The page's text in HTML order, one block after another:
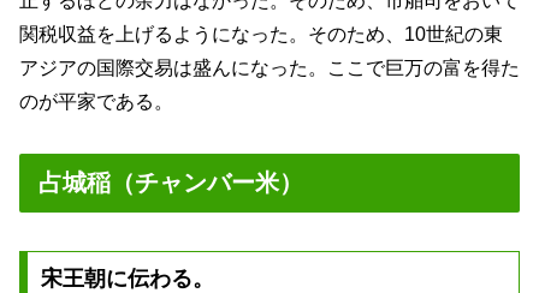
関税収益を上げるようになった。そのため、10世紀の東
アジアの国際交易は盛んになった。ここで巨万の富を得た
のが平家である。
占城稲（チャンバー米）
宋王朝に伝わる。